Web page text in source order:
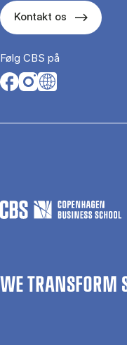
Kontakt os
Følg CBS på
Opens in a new tab
Opens in a new tab
Opens in a new tab
WE TRANSFORM